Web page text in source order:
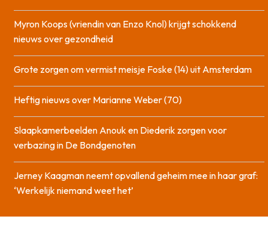
Myron Koops (vriendin van Enzo Knol) krijgt schokkend
nieuws over gezondheid
Grote zorgen om vermist meisje Foske (14) uit Amsterdam
Heftig nieuws over Marianne Weber (70)
Slaapkamerbeelden Anouk en Diederik zorgen voor
verbazing in De Bondgenoten
Jerney Kaagman neemt opvallend geheim mee in haar graf:
‘Werkelijk niemand weet het’